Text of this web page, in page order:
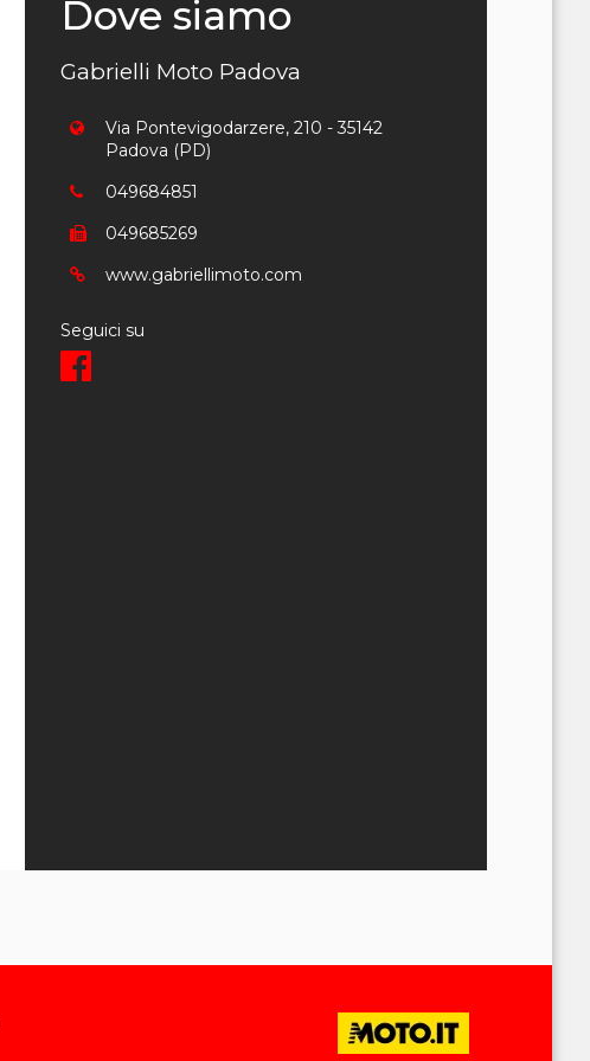
Dove siamo
Gabrielli Moto Padova
Via Pontevigodarzere, 210 - 35142
Padova (PD)
049684851
049685269
www.gabriellimoto.com
Seguici su